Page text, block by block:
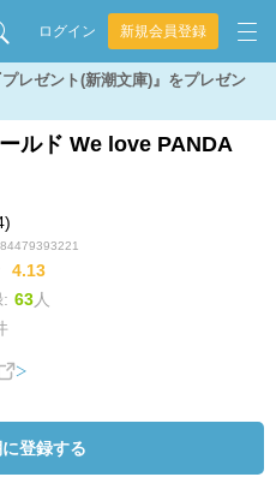
ログイン 新規会員登録
レゼント(新潮文庫)』をプレゼン
ルド We love PANDA
4.13
63人
登録する